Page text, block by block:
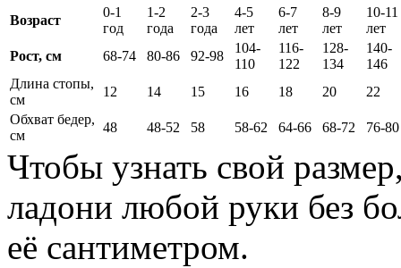
Возраст
0-1
год
1-2
года
2-3
года
4-5
лет
6-7
лет
8-9
лет
10-11
лет
Рост, см
68-74 80-86 92-98
104-
110
116-
122
128-
134
140-
146
Длина стопы,
см
12 14 15 16 18 20
22
Обхват бедер,
см
48 48-52 58 58-62 64-66 68-72 76-80
Чтобы узнать свой
ладони любой руки без
её сантиметром.